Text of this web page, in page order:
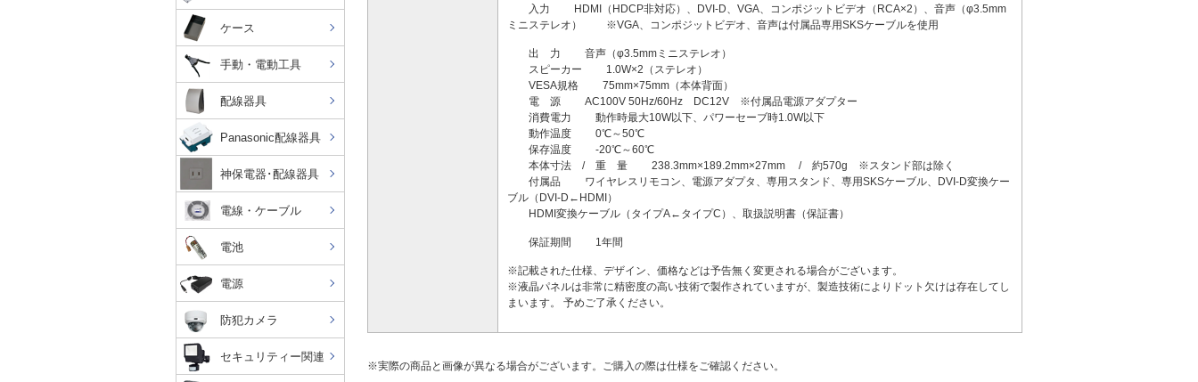
入力 HDMI（HDCP非対応）、DVI-D、VGA、コンポジットビデオ（RCA×2）、音声（φ3.5mm
ミニステレオ） ※VGA、コンポジットビデオ、音声は付属品専用SKSケーブルを使用
出 力 音声（φ3.5mmミニステレオ）
スピーカー 1.0W×2（ステレオ）
VESA規格 75mm×75mm（本体背面）
電 源 AC100V 50Hz/60Hz DC12V ※付属品電源アダプター
消費電力 動作時最大10W以下、パワーセーブ時1.0W以下
動作温度 0℃～50℃
保存温度 -20℃～60℃
本体寸法 / 重 量 238.3mm×189.2mm×27mm / 約570g ※スタンド部は除く
付属品 ワイヤレスリモコン、電源アダプタ、専用スタンド、専用SKSケーブル、DVI-D変換ケー
ブル（DVI-D←HDMI）
HDMI変換ケーブル（タイプA←タイプC）、取扱説明書（保証書）
保証期間 1年間
※記載された仕様、デザイン、価格などは予告無く変更される場合がございます。
※液晶パネルは非常に精密度の高い技術で製作されていますが、製造技術によりドット欠けは存在してし
まいます。 予めご了承ください。
※実際の商品と画像が異なる場合がございます。ご購入の際は仕様をご確認ください。
ケース
手動・電動工具
配線器具
Panasonic配線器具
神保電器･配線器具
電線・ケーブル
電池
電源
防犯カメラ
セキュリティー関連